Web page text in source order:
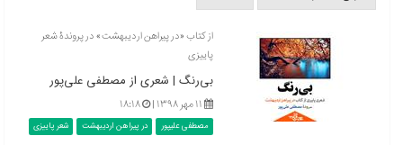
از کتاب «در پیراهن اردیبهشت» در پروندۀ شعر
پاییزی
بی‌رنگ | شعری از مصطفی علی‌پور
۱۱ مهر ۱۳۹۸ | ۱۸:۱۸
مصطفی علیپور در پیراهن اردیبهشت شعر پاییزی